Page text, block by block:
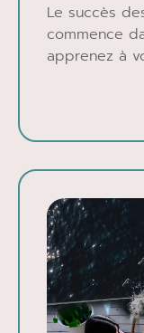
Le succès
commence
apprenez à